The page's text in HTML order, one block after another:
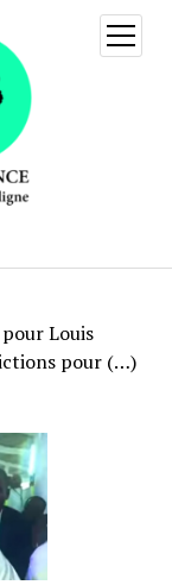
ouvrir
menu
Louis
pour (…)